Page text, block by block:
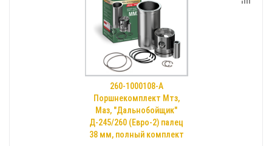
260-1000108-А
Поршнекомплект Мтз,
Маз, "Дальнобойщик"
Д-245/260 (Евро-2) палец
38 мм, полный комплект